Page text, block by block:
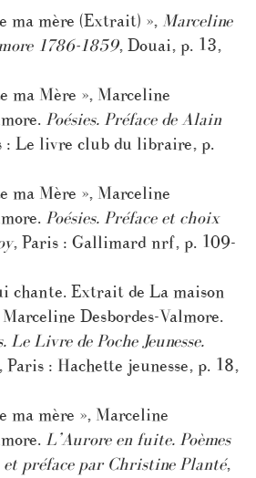
ma mère (Extrait) », Marceline
1786-1859, Douai, p. 13,
ma Mère », Marceline
Poésies. Préface de Alain
: Le livre club du libraire, p.
ma Mère », Marceline
Poésies. Préface et choix
, Paris : Gallimard nrf, p. 109-
chante. Extrait de La maison
Desbordes-Valmore.
Le Livre de Poche Jeunesse.
Paris : Hachette jeunesse, p. 18,
ma mère », Marceline
L’Aurore en fuite. Poèmes
préface par Christine Planté,